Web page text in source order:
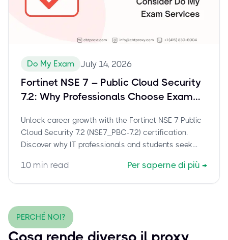
Do My Exam July 14, 2026
Fortinet NSE 7 – Public Cloud Security
7.2: Why Professionals Choose Exam
Unlock career growth with the Fortinet NSE 7 Public
Cloud Security 7.2 (NSE7_PBC-7.2) certification.
Discover why IT professionals and students seek
secure this vital cloud security credential efficiently.
10 min read Per saperne di più →
PERCHÉ NOI?
Cosa rende diverso il proxy